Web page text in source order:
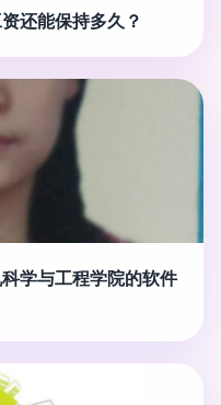
还能保持多久？
学与工程学院的软件